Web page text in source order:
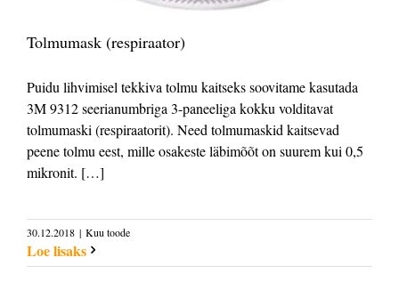
Tolmumask (respiraator)
Puidu lihvimisel tekkiva tolmu kaitseks soovitame kasutada
3M 9312 seerianumbriga 3-paneeliga kokku volditavat
tolmumaski (respiraatorit). Need tolmumaskid kaitsevad
peene tolmu eest, mille osakeste läbimõõt on suurem kui 0,5
mikronit. […]
30.12.2018 | Kuu toode
Loe lisaks